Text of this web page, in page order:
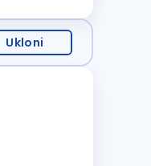
Ukloni